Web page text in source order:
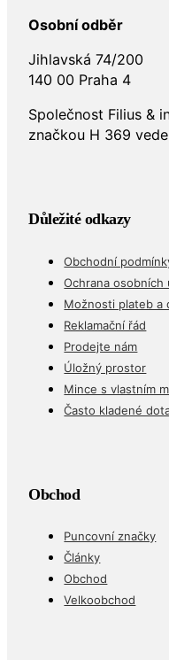
Osobní odběr
Jihlavská 74/200
140 00 Praha 4
Společnost Filius &
značkou H 369
Důležité odkazy
Obchodní
Ochrana osobních
Možnosti plateb a
Reklamační řád
Prodejte nám
Úložný prostor
Mince s vlastním
Často kladené
Obchod
Puncovní značky
Články
Obchod
Velkoobchod